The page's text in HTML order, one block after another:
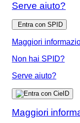
Serve aiuto?
Entra con SPID
Maggiori
Non hai SPID?
Serve aiuto?
Maggiori